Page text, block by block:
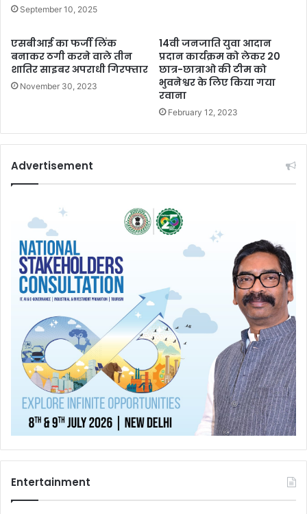
September 10, 2025
एसबीआई का फर्जी लिंक
बनाकर ठगी करने वाले तीन
शातिर साइबर अपराधी गिरफ्तार
November 30, 2023
14वी जनजाति युवा आदान
प्रदान कार्यक्रम को लेकर 20
छात्र-छात्राओ की टीम को
भुवनेश्वर के लिए किया गया
रवाना
February 12, 2023
Advertisement
Entertainment